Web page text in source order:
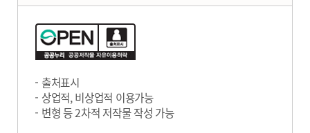
출처표시
상업적, 비상업적 이용가능
변형 등 2차적 저작물 작성 가능